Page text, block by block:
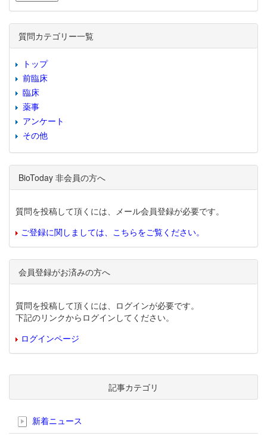
質問カテゴリー一覧
トップ
前臨床
臨床
薬事
アンケート
その他
BioToday 非会員の方へ
質問を投稿して頂くには、メール会員登録が必要です。
ご登録に関しましては、こちらをご覧ください。
会員登録がお済みの方へ
質問を投稿して頂くには、ログインが必要です。
下記のリンクからログインしてください。
ログインページ
記事カテゴリ
新着ニュース